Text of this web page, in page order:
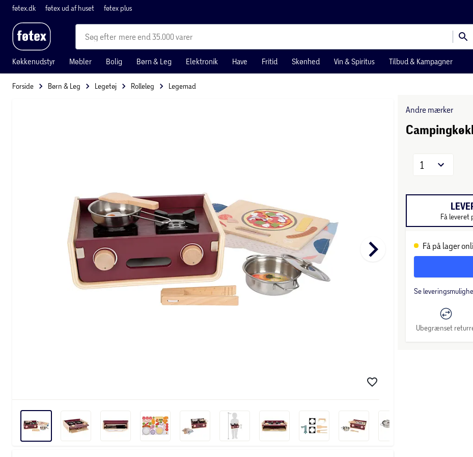
føtex.dk føtex ud af huset føtex plus
mere end 35.000 varer
Køkkenudstyr Møbler Bolig Børn & Leg Elektronik Have Fritid Skønhed Vin & Spiritus Tilbud & Kampagner
Forside Børn & Leg Legetøj Rolleleg Legemad
keyboard_arrow_right
Andre mærker
1
Få leveret
Få på lager
Se
Ubegrænset